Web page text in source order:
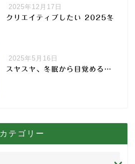
2025年12月17日
クリエイティブしたい 2025冬
2025年5月16日
スヤスヤ、冬眠から目覚める…
カテゴリー